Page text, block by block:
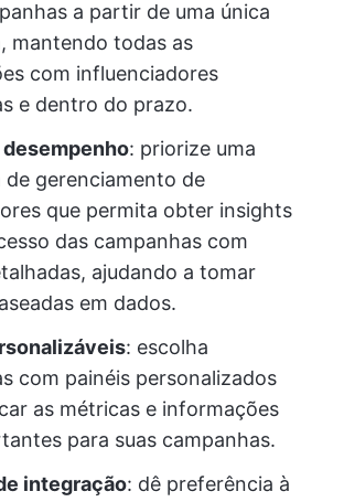
a partir de uma única
mantendo todas as
com influenciadores
e dentro do prazo.
: priorize uma
gerenciamento de
que permita obter insights
das campanhas com
ajudando a tomar
em dados.
: escolha
com painéis personalizados
as métricas e informações
para suas campanhas.
integração: dê preferência à